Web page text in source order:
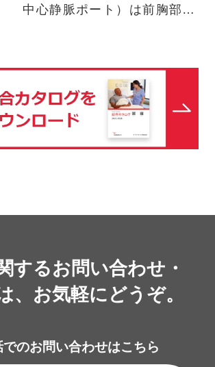
中心静脈ポート）は前胸部な
するお問い合わせ・
、お気軽にどうぞ。
でのお問い合わせはこちら